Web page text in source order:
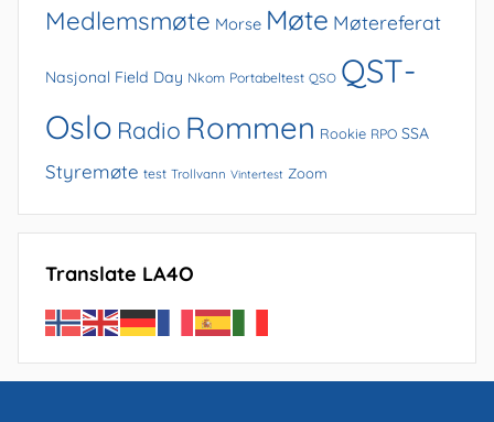
Medlemsmøte Morse Møte Møtereferat
Nasjonal Field Day Nkom Portabeltest QSO QST-
Oslo Radio Rommen Rookie RPO SSA
Styremøte test Trollvann Vintertest Zoom
Translate LA4O